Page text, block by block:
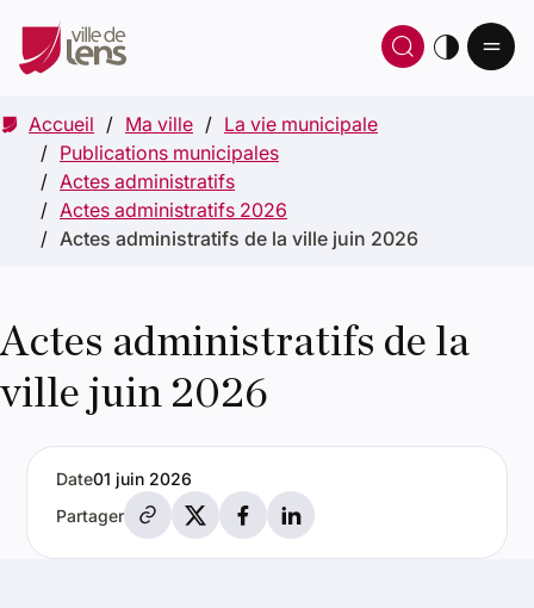
Ouvrir
Accueil Ma ville
La vie municipale
Publications municipales
Actes administratifs
Actes administratifs 2026
Actes administratifs de la ville juin 2026
Actes administratifs de la
ville juin 2026
PartagerPartager par e-mail
Partager sur X
Partager sur Facebook
Partager sur LinkedIn
Date01 juin 2026